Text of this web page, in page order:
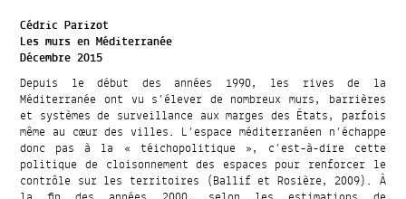
Cédric Parizot
Les murs en Méditerranée
Décembre 2015
Depuis le début des années 1990, les rives de la
Méditerranée ont vu s’élever de nombreux murs, barrières
et systèmes de surveillance aux marges des États, parfois
même au cœur des villes. L’espace méditerranéen n’échappe
donc pas à la « téichopolitique », c’est-à-dire cette
politique de cloisonnement des espaces pour renforcer le
contrôle sur les territoires (Ballif et Rosière, 2009). À